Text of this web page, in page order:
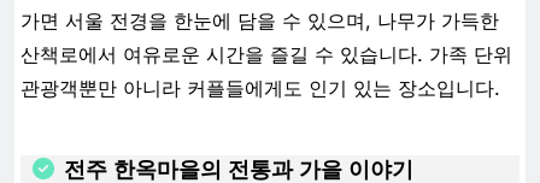
가면 서울 전경을 한눈에 담을 수 있으며, 나무가 가득한
산책로에서 여유로운 시간을 즐길 수 있습니다. 가족 단위
관광객뿐만 아니라 커플들에게도 인기 있는 장소입니다.
전주 한옥마을의 전통과 가을 이야기